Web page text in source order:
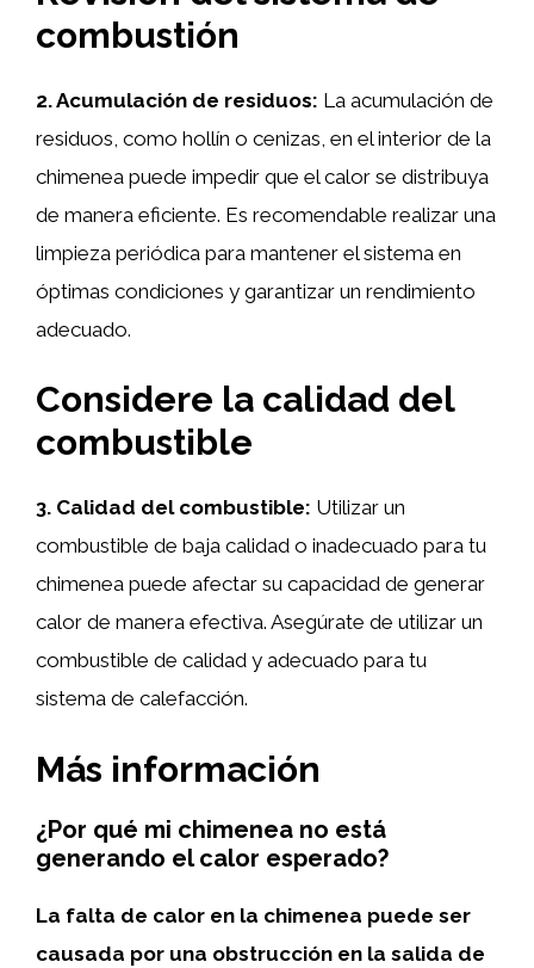
combustión
2. Acumulación de residuos: La acumulación de
residuos, como hollín o cenizas, en el interior de la
chimenea puede impedir que el calor se distribuya
de manera eficiente. Es recomendable realizar una
limpieza periódica para mantener el sistema en
óptimas condiciones y garantizar un rendimiento
adecuado.
Considere la calidad del
combustible
3. Calidad del combustible: Utilizar un
combustible de baja calidad o inadecuado para tu
chimenea puede afectar su capacidad de generar
calor de manera efectiva. Asegúrate de utilizar un
combustible de calidad y adecuado para tu
sistema de calefacción.
Más información
¿Por qué mi chimenea no está
generando el calor esperado?
La falta de calor en la chimenea puede ser
causada por una obstrucción en la salida de